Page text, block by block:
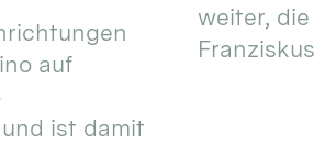
auf
ist damit
weiter,